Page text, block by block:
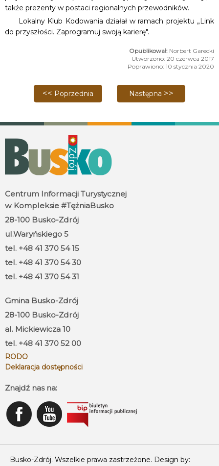
także prezenty w postaci regionalnych przewodników.
Lokalny Klub Kodowania działał w ramach projektu „Link
do przyszłości. Zaprogramuj swoją karierę".
Norbert Garecki
Utworzono: 20 czerwca 2017
Poprawiono: 10 stycznia 2020
Poprzednia strona: Nagrodzono najlepszych
Poprzednia Następna strona: Rajd
Następna
Centrum Informacji Turystycznej
w Kompleksie #TężniaBusko
28-100 Busko-Zdrój
ul.Waryńskiego 5
tel. +48 41 370 54 15
tel. +48 41 370 54 30
tel. +48 41 370 54 31
Gmina Busko-Zdrój
28-100 Busko-Zdrój
al. Mickiewicza 10
tel. +48 41 370 52 00
RODO
Deklaracja dostępności
Znajdź nas na:
Busko-Zdrój. Wszelkie prawa zastrzeżone. Design by: